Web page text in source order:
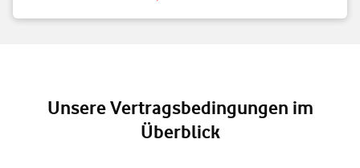
Unsere Vertragsbedingungen im
Überblick